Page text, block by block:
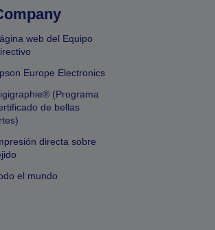
web del Equipo
Europe Electronics
(Programa
de bellas
directa sobre
el mundo